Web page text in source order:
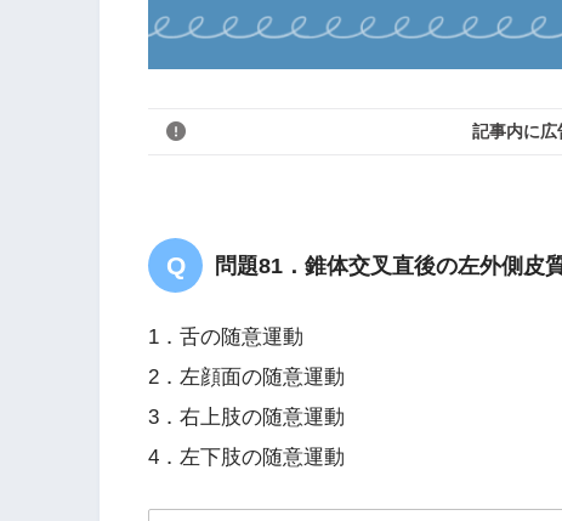
記事内に広
問題81．錐体交叉直後の左外側皮
1．舌の随意運動
2．左顔面の随意運動
3．右上肢の随意運動
4．左下肢の随意運動